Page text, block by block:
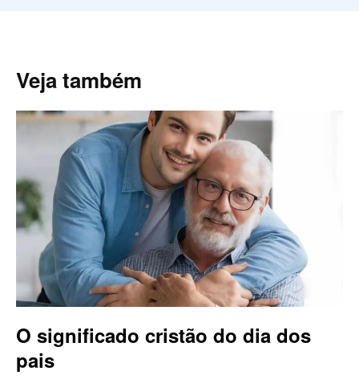
Veja também
O significado cristão do dia dos
pais